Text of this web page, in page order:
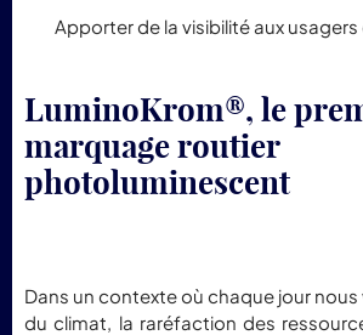
Apporter de la visibilité aux usagers
LuminoKrom®, le
marquage routier
photoluminescent
Dans un contexte où chaque jour nous
du climat, la raréfaction des